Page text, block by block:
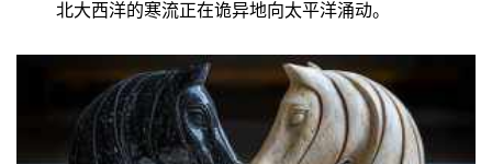
北大西洋的寒流正在诡异地向太平洋涌动。